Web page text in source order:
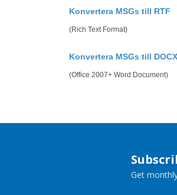
Konvertera MSGs till RTF
(Rich Text Format)
Konvertera MSGs till DOCX
(Office 2007+ Word Document)
Get